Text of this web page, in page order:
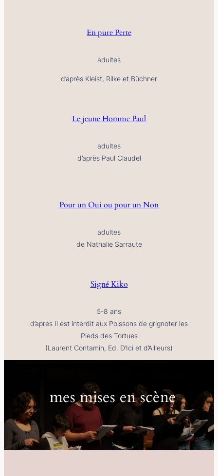
En pure Perte
adultes
d’après Kleist, Rilke et Büchner
Le jeune Homme Paul
adultes
d’après Paul Claudel
Pour un Oui ou pour un Non
adultes
de Nathalie Sarraute
Signé Kiko
5-8 ans
d’après Il est interdit aux Poissons de grignoter les
Pieds des Tortues
(Laurent Contamin, Ed. D’Ici et d’Ailleurs)
mes mises en scène